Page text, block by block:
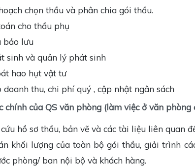
chọn thầu và phân chia gói thầu.
cho thầu phụ
bảo lưu
sinh và quản lý phát sinh
hao hụt vật tư
doanh thu, chi phí quý , cập nhật ngân sách
chính của QS văn phòng (làm việc ở văn
hồ sơ thầu, bản vẽ và các tài liệu liên quan
khối lượng của toàn bộ gói thầu, giải trình
phòng/ ban nội bộ và khách hàng.